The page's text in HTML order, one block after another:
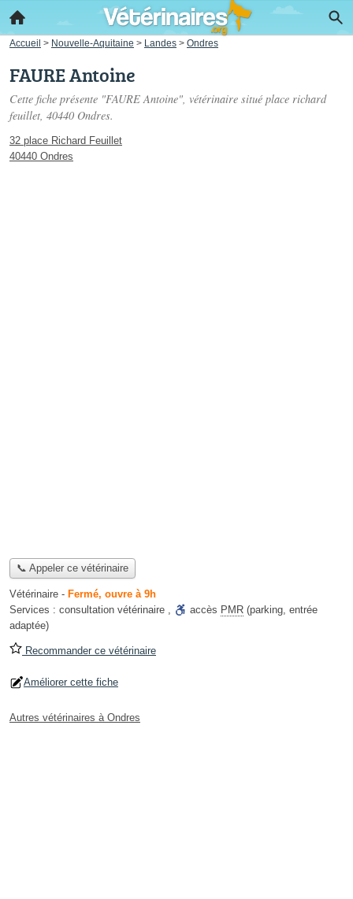
Accueil > Nouvelle-Aquitaine > Landes > Ondres
FAURE Antoine
Cette fiche présente "FAURE Antoine", vétérinaire situé place richard
feuillet, 40440 Ondres.
32 place Richard Feuillet
40440 Ondres
📞 Appeler ce vétérinaire
Vétérinaire - Fermé, ouvre à 9h
Services : consultation vétérinaire , accès PMR (parking, entrée
adaptée)
Recommander ce vétérinaire
Améliorer cette fiche
Autres vétérinaires à Ondres